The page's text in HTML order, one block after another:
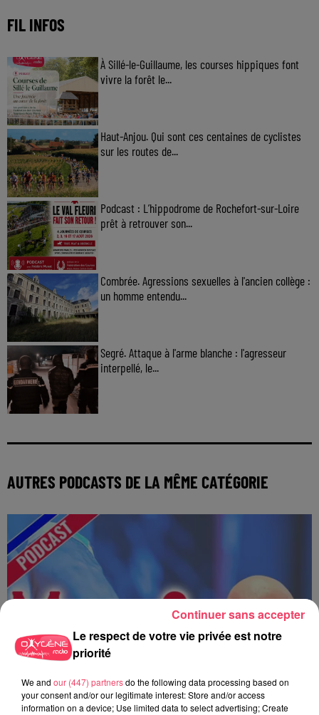
FIL INFOS
À Sillé-le-Guillaume, les courses hippiques font
vivre la forêt le...
Haut-Anjou. Qui sont ces centaines de cyclistes
sur les routes de...
Podcast : L’hippodrome de Rochefort-sur-Loire
prêt à retrouver son...
Combrée. Agressions sexuelles à l'ancien collège :
un homme entendu...
Segré. Attaque à l'arme blanche : l'agresseur
interpellé, le...
AUTRES PODCASTS DE LA MÊME CATÉGORIE
Le respect de votre vie privée est notre
priorité
We and our (447) partnersdo the following data processing based on
your consent and/or our legitimate interest: Store and/or access
information on a device; Use limited data to select advertising; Create
Continuer sans accepter